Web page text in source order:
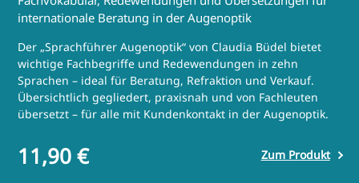
internationale Beratung in der Augenoptik
Der „Sprachführer Augenoptik“ von Claudia Büdel bietet
wichtige Fachbegriffe und Redewendungen in zehn
Sprachen – ideal für Beratung, Refraktion und Verkauf.
Übersichtlich gegliedert, praxisnah und von Fachleuten
übersetzt – für alle mit Kundenkontakt in der Augenoptik.
11,90 € Zum Produkt